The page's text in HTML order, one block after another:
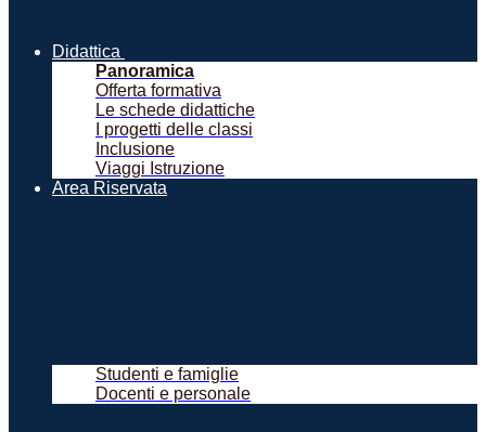
Didattica
Panoramica
Offerta formativa
Le schede didattiche
I progetti delle classi
Inclusione
Viaggi Istruzione
Area Riservata
Studenti e famiglie
Docenti e personale